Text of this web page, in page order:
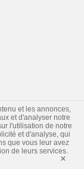
et les annonces,
et d'analyser notre
l'utilisation de notre
et d'analyse, qui
que vous leur avez
de leurs services.
×